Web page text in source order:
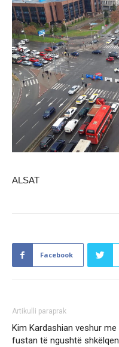
ALSAT
Facebook
Artikulli paraprak
Kim Kardashian veshur me
fustan të ngushtë shkëlqen